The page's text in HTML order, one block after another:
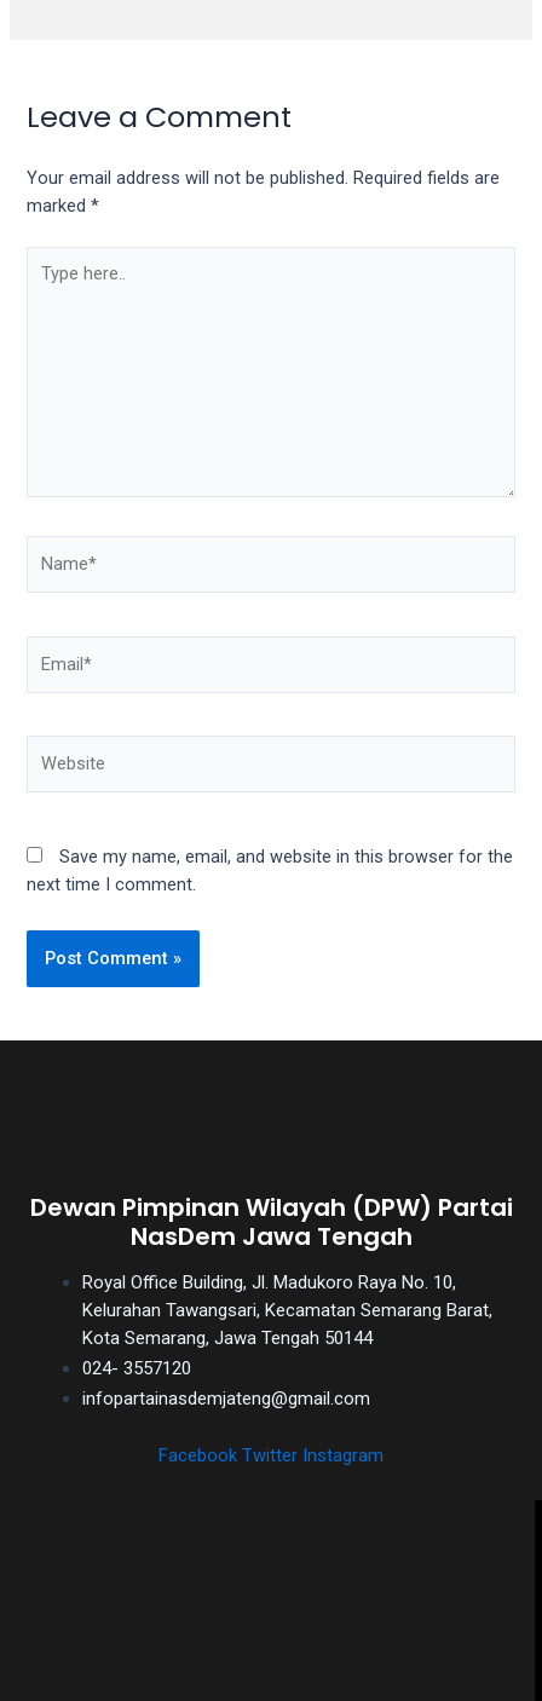
Leave a Comment
Your email address will not be published. Required fields are
marked*
here..
Save my name, email, and website in this browser for the
next time I comment.
Dewan Pimpinan Wilayah (DPW) Partai
NasDem Jawa Tengah
Royal Office Building, Jl. Madukoro Raya No. 10,
Kelurahan Tawangsari, Kecamatan Semarang Barat,
Kota Semarang, Jawa Tengah 50144
024- 3557120
infopartainasdemjateng@gmail.com
Facebook Twitter Instagram